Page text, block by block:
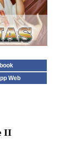
Web
II